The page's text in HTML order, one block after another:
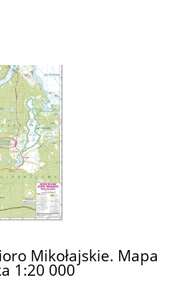
Mikołajskie. Mapa
1:20 000